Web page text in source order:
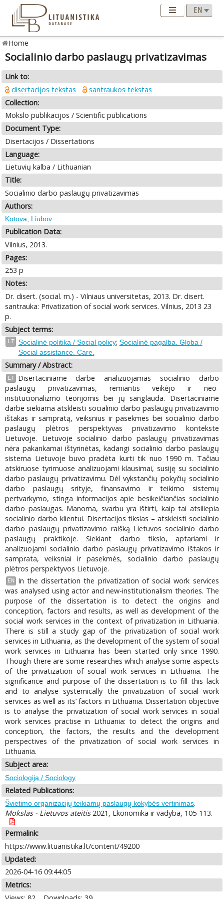
Home
Socialinio darbo paslaugų privatizavimas
Link to:
disertacijos tekstas
santraukos tekstas
Collection:
Mokslo publikacijos / Scientific publications
Document Type:
Disertacijos / Dissertations
Language:
Lietuvių kalba / Lithuanian
Title:
Socialinio darbo paslaugų privatizavimas
Authors:
Kotova, Liubov
Publication Data:
Vilnius, 2013.
Pages:
253 p
Notes:
Dr. disert. (social. m.) - Vilniaus universitetas, 2013. Dr. disert.
santrauka: Privatization of social work services. Vilnius, 2013 23
p.
Subject terms:
LT Socialinė politika / Social policy; Socialinė pagalba. Globa /
Social assistance. Care.
Summary / Abstract:
LT
Disertaciniame darbe analizuojamas socialinio darbo
paslaugų privatizavimas, remiantis veikėjo ir neo-
institucionalizmo teorijomis bei jų sanglauda. Disertaciniame
darbe siekiama atskleisti socialinio darbo paslaugų privatizavimo
ištakas ir sampratą, veiksnius ir pasekmes bei socialinio darbo
paslaugų plėtros perspektyvas privatizavimo kontekste
Lietuvoje. Lietuvoje socialinio darbo paslaugų privatizavimas
nėra pakankamai ištyrinėtas, kadangi socialinio darbo paslaugų
sistema Lietuvoje buvo pradėta kurti tik nuo 1990 m. Tačiau
atskiruose tyrimuose analizuojami klausimai, susiję su socialinio
darbo paslaugų privatizavimu. Dėl vykstančių pokyčių socialinio
darbo paslaugų srityje, finansavimo ir teikimo sistemų
pertvarkymo, stinga informacijos apie besikeičiančias socialinio
darbo paslaugas. Manoma, svarbu yra ištirti, kaip tai atsiliepia
socialinio darbo klientui. Disertacijos tikslas – atskleisti socialinio
darbo paslaugų privatizavimo raišką Lietuvos socialinio darbo
paslaugų praktikoje. Siekiant darbo tikslo, aptariami ir
analizuojami socialinio darbo paslaugų privatizavimo ištakos ir
samprata, veiksniai ir pasekmės, socialinio darbo paslaugų
plėtros perspektyvos Lietuvoje.
EN
In the dissertation the privatization of social work services
was analysed using actor and new-institutionalism theories. The
purpose of the dissertation is to detect the origins and
conception, factors and results, as well as development of the
social work services in the context of privatization in Lithuania.
There is still a study gap of the privatization of social work
services in Lithuania, as the development of the system of social
work services in Lithuania has been started only since 1990.
Though there are some researches which analyse some aspects
of the privatization of social work services in Lithuania. The
significance and purpose of the dissertation is to fill this lack
and to analyse systemically the privatization of social work
services as well as its’ factors in Lithuania. Dissertation objective
is to analyse the privatization of social work services in social
work services practise in Lithuania: to detect the origins and
conception, the factors, the results and the development
perspectives of the privatization of social work services in
Lithuania.
Subject area:
Sociologija / Sociology
Related Publications:
Švietimo organizacijų teikiamų paslaugų kokybės vertinimas.
Mokslas - Lietuvos ateitis2021, Ekonomika ir vadyba, 105-113.
Permalink:
https://www.lituanistika.lt/content/49200
Updated:
2026-04-16 09:44:05
Metrics: